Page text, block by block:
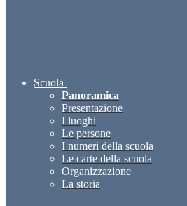
Scuola
Panoramica
Presentazione
I luoghi
Le persone
I numeri della scuola
Le carte della scuola
Organizzazione
La storia